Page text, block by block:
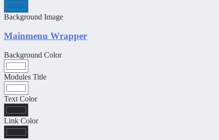
Background Image
Mainmenu Wrapper
Background Color
Modules Title
Text Color
Link Color